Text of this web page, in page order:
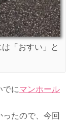
「おすい」と
でにマンホール
たので、今回